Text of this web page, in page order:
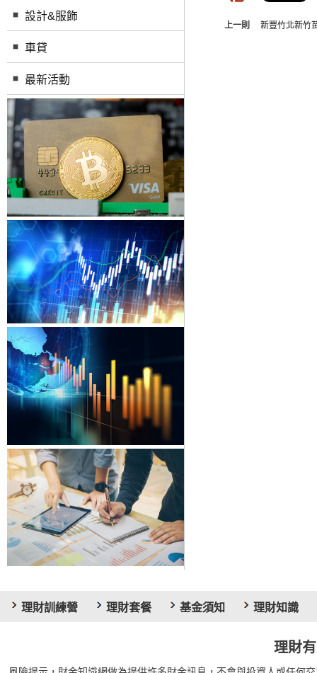
設計&服飾
車貸
最新活動
上一則 新豐竹北新竹
理財訓練營 理財套餐 基金須知 理財知識
理財